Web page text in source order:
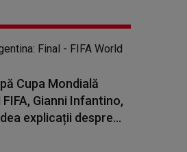
Cupa Mondială
Gianni Infantino,
explicații despre...